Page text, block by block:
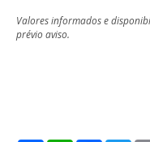
Valores informados e
prévio aviso.